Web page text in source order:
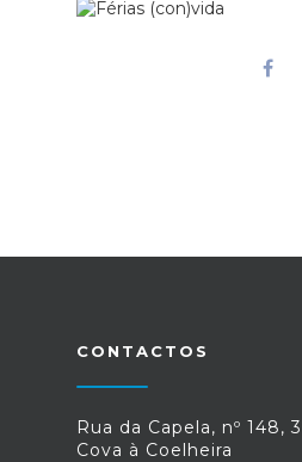
CONTACTOS
Rua da Capela, nº 148,
Cova à Coelheira